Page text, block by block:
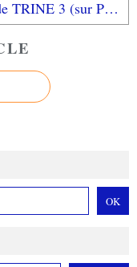
IMPRESSIONS sur l'early access de TRINE 3 (sur PC): magique et envoûtant!